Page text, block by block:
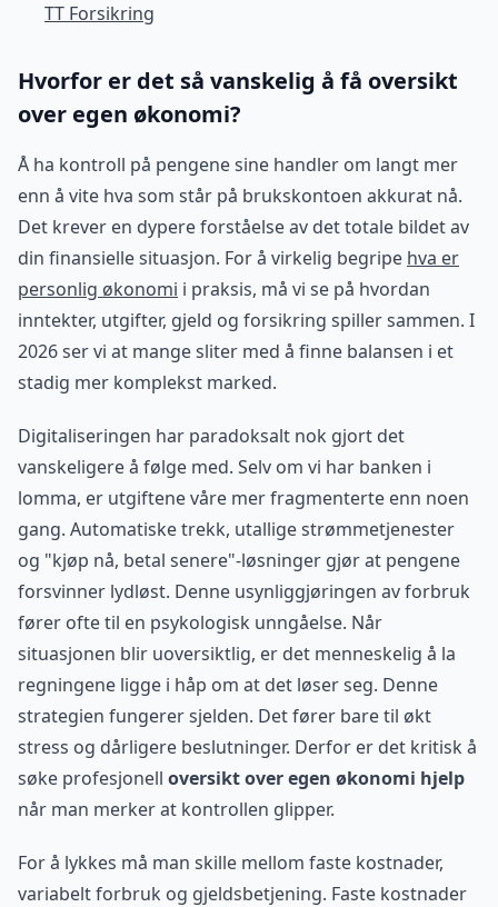
TT Forsikring
Hvorfor er det så vanskelig å få oversikt
over egen økonomi?
Å ha kontroll på pengene sine handler om langt mer
enn å vite hva som står på brukskontoen akkurat nå.
Det krever en dypere forståelse av det totale bildet av
din finansielle situasjon. For å virkelig begripe hva er
personlig økonomi i praksis, må vi se på hvordan
inntekter, utgifter, gjeld og forsikring spiller sammen. I
2026 ser vi at mange sliter med å finne balansen i et
stadig mer komplekst marked.
Digitaliseringen har paradoksalt nok gjort det
vanskeligere å følge med. Selv om vi har banken i
lomma, er utgiftene våre mer fragmenterte enn noen
gang. Automatiske trekk, utallige strømmetjenester
og "kjøp nå, betal senere"-løsninger gjør at pengene
forsvinner lydløst. Denne usynliggjøringen av forbruk
fører ofte til en psykologisk unngåelse. Når
situasjonen blir uoversiktlig, er det menneskelig å la
regningene ligge i håp om at det løser seg. Denne
strategien fungerer sjelden. Det fører bare til økt
stress og dårligere beslutninger. Derfor er det kritisk å
søke profesjonell oversikt over egen økonomi hjelp
når man merker at kontrollen glipper.
For å lykkes må man skille mellom faste kostnader,
variabelt forbruk og gjeldsbetjening. Faste kostnader